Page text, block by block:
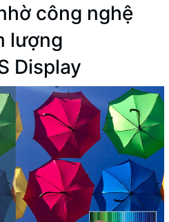
công nghệ
lượng
Display